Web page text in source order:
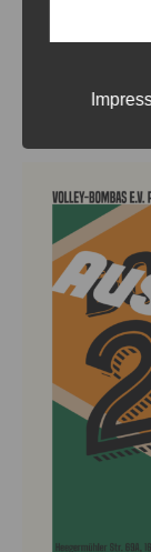
ist
bis zu 2
eingesetzt
der Anzahl…